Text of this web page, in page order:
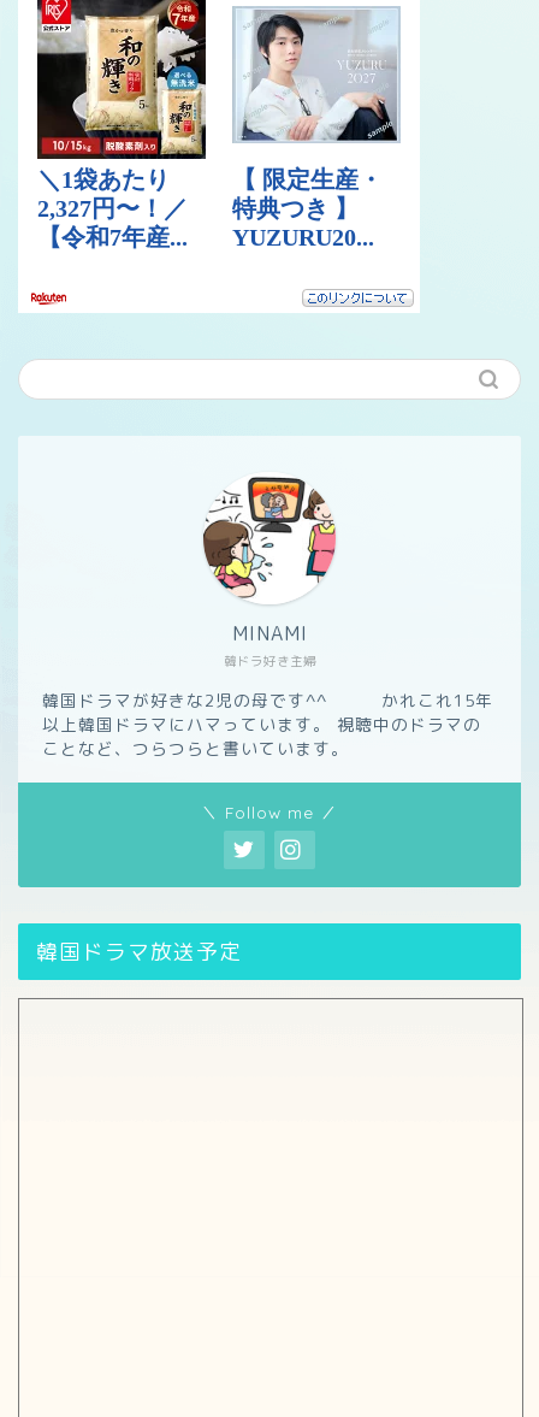
韓ドラ好き主婦
MINAMI
韓国ドラマが好きな2児の母です^^ かれこれ15年
以上韓国ドラマにハマっています。 視聴中のドラマの
ことなど、つらつらと書いています。
＼ Follow me ／
韓国ドラマ放送予定